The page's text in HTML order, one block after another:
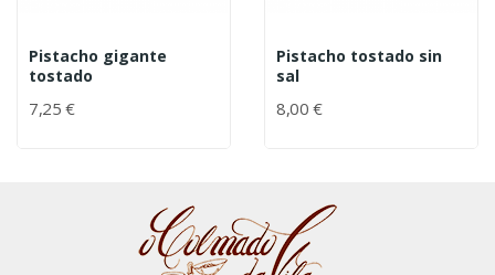
Pistacho gigante
tostado
7,25 €
Pistacho tostado sin
sal
8,00 €